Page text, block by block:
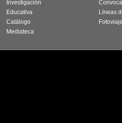
Investigación
Educativa
Catálogo
Mediateca
Líneas